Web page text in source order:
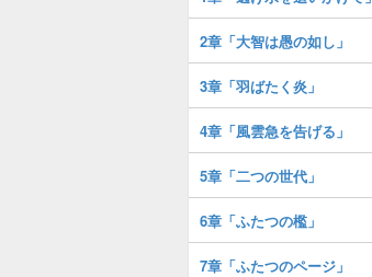
2章「大智は愚の如し」
3章「羽ばたく炎」
4章「風雲急を告げる」
5章「二つの世代」
6章「ふたつの檻」
7章「ふたつのページ」